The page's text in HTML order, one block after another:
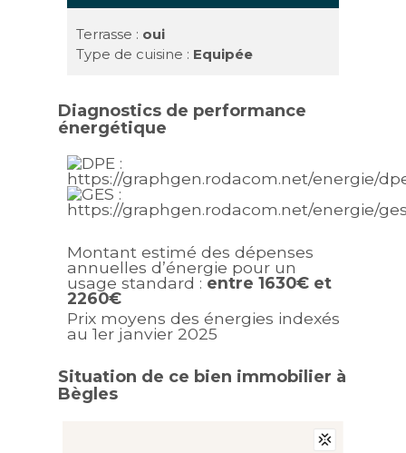
Terrasse : oui
Type de cuisine : Equipée
Diagnostics de performance
énergétique
Montant estimé des dépenses
annuelles d’énergie pour un
usage standard : entre 1630€ et
2260€
Prix moyens des énergies indexés
au 1er janvier 2025
Situation de ce bien immobilier à
Bègles